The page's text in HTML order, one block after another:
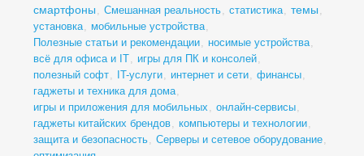
смартфоны , Смешанная реальность, статистика, темы ,
установка, мобильные устройства,
Полезные статьи и рекомендации, носимые устройства,
всё для офиса и IT, игры для ПК и консолей,
полезный софт, IT-услуги, интернет и сети, финансы,
гаджеты и техника для дома,
игры и приложения для мобильных , онлайн-сервисы,
гаджеты китайских брендов, компьютеры и технологии,
защита и безопасность, Серверы и сетевое оборудование,